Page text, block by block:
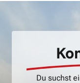
Du suchst